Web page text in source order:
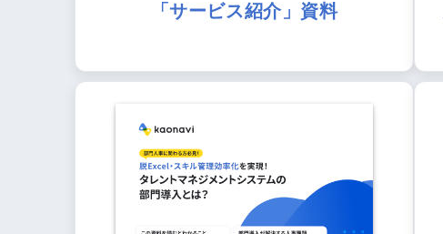
「サービス紹介」資料